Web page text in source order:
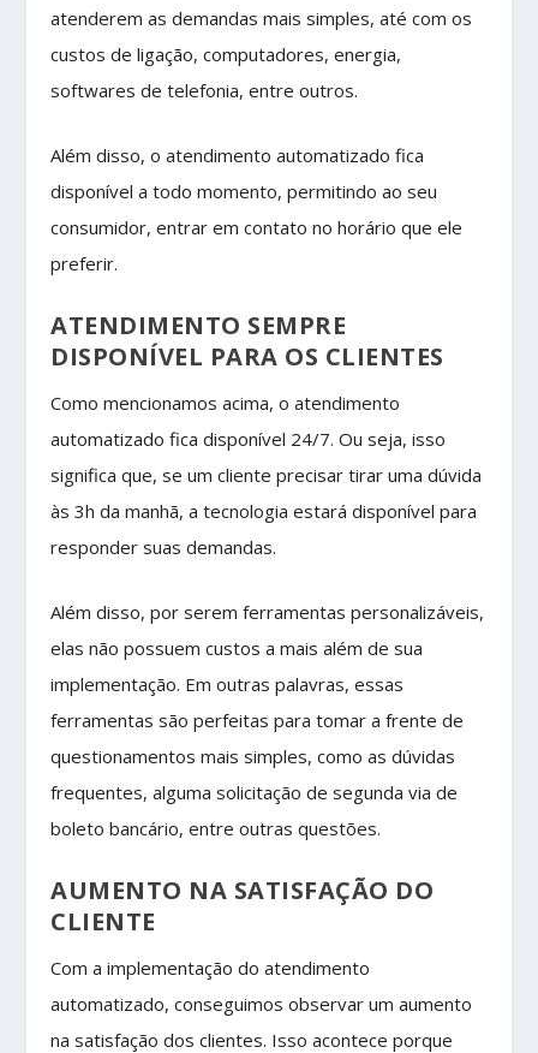
atenderem as demandas mais simples, até com os
custos de ligação, computadores, energia,
softwares de telefonia, entre outros.
Além disso, o atendimento automatizado fica
disponível a todo momento, permitindo ao seu
consumidor, entrar em contato no horário que ele
preferir.
ATENDIMENTO SEMPRE
DISPONÍVEL PARA OS CLIENTES
Como mencionamos acima, o atendimento
automatizado fica disponível 24/7. Ou seja, isso
significa que, se um cliente precisar tirar uma dúvida
às 3h da manhã, a tecnologia estará disponível para
responder suas demandas.
Além disso, por serem ferramentas personalizáveis,
elas não possuem custos a mais além de sua
implementação. Em outras palavras, essas
ferramentas são perfeitas para tomar a frente de
questionamentos mais simples, como as dúvidas
frequentes, alguma solicitação de segunda via de
boleto bancário, entre outras questões.
AUMENTO NA SATISFAÇÃO DO
CLIENTE
Com a implementação do atendimento
automatizado, conseguimos observar um aumento
na satisfação dos clientes. Isso acontece porque